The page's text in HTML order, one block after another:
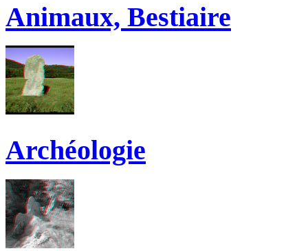
Animaux, Bestiaire
Archéologie